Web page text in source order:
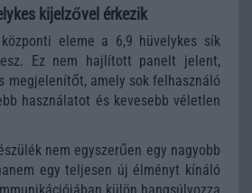
kijelzővel érkezik
eleme a 6,9 hüvelykes sík
Ez nem hajlított panelt jelent,
megjelenítőt, amely sok felhasználó
használatot és kevesebb véletlen
nem egyszerűen egy nagyobb
egy teljesen új élményt kínáló
külön hangsúlyozza